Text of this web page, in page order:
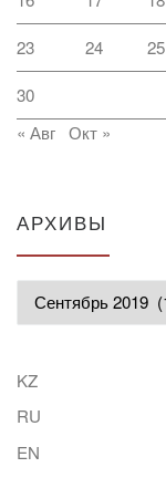
23 24 25
30
« Авг Окт »
АРХИВЫ
KZ
RU
EN